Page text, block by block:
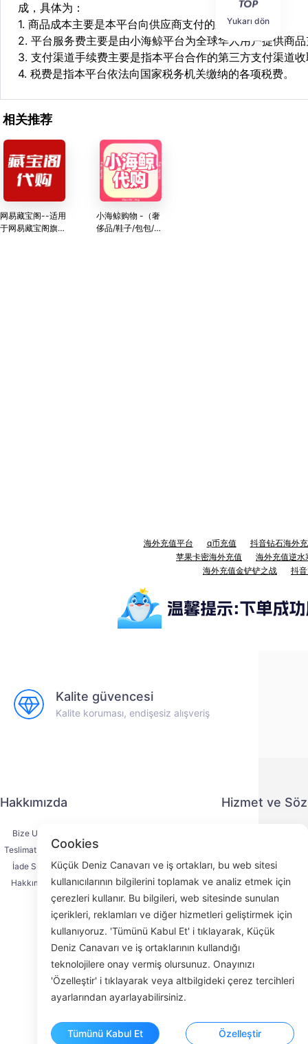
成，具体为：
1. 商品成本主要是本平台向供应商支付的采购成本；
2. 平台服务费主要是由小海鲸平台为全球华人用户提供商
3. 支付渠道手续费主要是指本平台合作的第三方支付渠道
4. 税费是指本平台依法向国家税务机关缴纳的各项税费。
相关推荐
网易藏宝阁--适用
于网易藏宝阁旗下
小海鲸购物 -（奢
侈品/鞋子/包包/奶
海外充值平台 q币充值
抖音钻石海外
苹果卡密海外充值
海外充值逆水
海外充值金铲铲之战
抖
Kalite güvencesi
Kalite koruması, endişesiz alışveriş
Hakkımızda
Bize Ulaşın
Teslimat Süreci
İade Süreci
Hakkımızda
Hizmet ve
Hizmet
KYC
ROOM
Yukarı dön
Cookies
Küçük Deniz Canavarı ve iş ortakları, bu web sitesi
kullanıcılarının bilgilerini toplamak ve analiz etmek için
çerezleri kullanır. Bu bilgileri, web sitesinde sunulan
içerikleri, reklamları ve diğer hizmetleri geliştirmek için
kullanıyoruz. 'Tümünü Kabul Et' i tıklayarak, Küçük
Deniz Canavarı ve iş ortaklarının kullandığı
teknolojilere onay vermiş olursunuz. Onayınızı
'Özelleştir' i tıklayarak veya altbilgideki çerez tercihleri
ayarlarından ayarlayabilirsiniz.
Tümünü Kabul Et Özelleştir